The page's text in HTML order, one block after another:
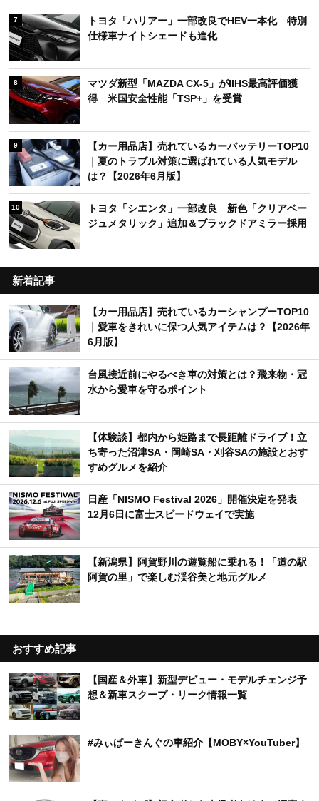
7
トヨタ「ハリアー」一部改良でHEV一本化 特別
仕様車ナイトシェードも進化
8
マツダ新型「MAZDA CX-5」がIIHS最高評価獲
得 米国安全性能「TSP+」を受賞
9
【カー用品店】売れているカーバッテリーTOP10
｜夏のトラブル対策に選ばれている人気モデル
は？【2026年6月版】
10
トヨタ「シエンタ」一部改良 新色「クリアベー
ジュメタリック」追加＆ブラックドアミラー採用
新着記事
【カー用品店】売れているカーシャンプーTOP10
｜愛車をきれいに保つ人気アイテムは？【2026年
6月版】
台風接近前にやるべき車の対策とは？飛来物・冠
水から愛車を守るポイント
【体験談】都内から姫路まで長距離ドライブ！立
ち寄った沼津SA・岡崎SA・刈谷SAの施設とおす
すめグルメを紹介
日産「NISMO Festival 2026」開催決定を発表
12月6日に富士スピードウェイで実施
【新潟県】阿賀野川の遊覧船に乗れる！「道の駅
阿賀の里」で楽しむ渓谷美と地元グルメ
おすすめ記事
【国産＆外車】新型デビュー・モデルチェンジ予
想＆新車スクープ・リーク情報一覧
#みぃぱーきんぐの車紹介【MOBY×YouTuber】